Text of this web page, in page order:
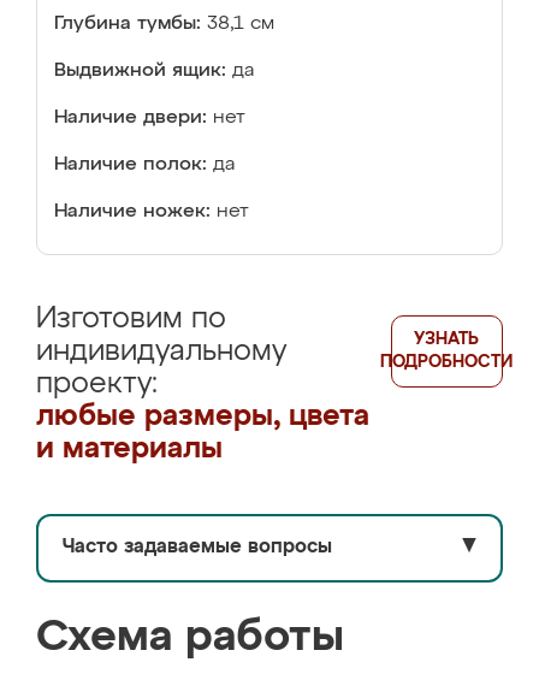
Глубина тумбы: 38,1 см
Выдвижной ящик: да
Наличие двери: нет
Наличие полок: да
Наличие ножек: нет
Изготовим по
индивидуальному
проекту:
любые размеры, цвета
и материалы
УЗНАТЬ
ПОДРОБНОСТИ
Часто задаваемые вопросы ▼
Схема работы